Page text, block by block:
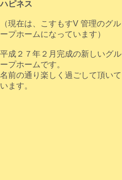
ハピネス
（現在は、こすもすV 管理のグル
ープホームになっています）
平成２７年２月完成の新しいグル
ープホームです。
名前の通り楽しく過ごして頂いて
います。